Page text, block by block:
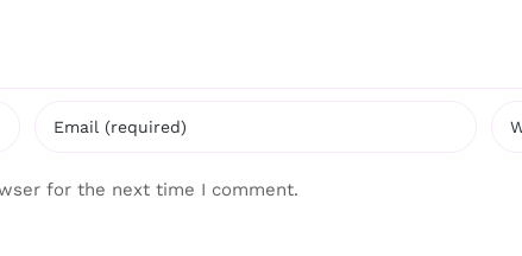
for the next time I comment.